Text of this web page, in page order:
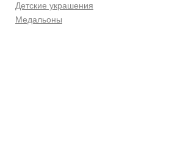
Детские украшения
Медальоны